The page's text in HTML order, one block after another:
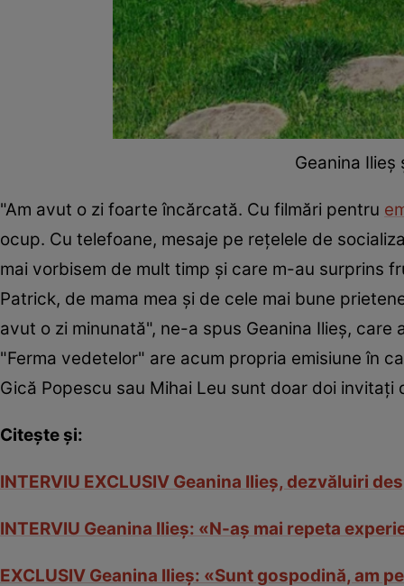
Geanina
"Am avut o zi foarte încărcată. Cu filmări pentru
ocup. Cu telefoane, mesaje pe rețelele de
mai vorbisem de mult timp și care m-au surprins
Patrick, de mama mea și de cele mai bune
avut o zi minunată", ne-a spus Geanina Ilieș,
"Ferma vedetelor" are acum propria emisiune în
Gică Popescu sau Mihai Leu sunt doar doi invitați
Citește și:
INTERVIU EXCLUSIV Geanina Ilieș, dezvăluiri
INTERVIU Geanina Ilieş: «N-aş mai repeta
EXCLUSIV Geanina Ilieș: «Sunt gospodină, am